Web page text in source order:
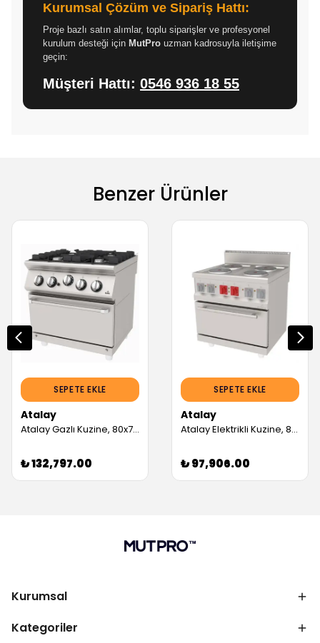
Kurumsal Çözüm ve Sipariş Hattı:
Proje bazlı satın alımlar, toplu siparişler ve profesyonel
kurulum desteği için MutPro uzman kadrosuyla iletişime
geçin:
Müşteri Hattı: 0546 936 18 55
Benzer Ürünler
SEPETE EKLE
Atalay
Atalay Gazlı Kuzine, 80x73 Cm (Servis Garantili)
₺ 132,797.00
SEPETE EKLE
Atalay
Atalay Elektrikli Kuzine, 80x70 cm, AEK-870 (Servis Garantili)
₺ 97,906.00
Kurumsal
Kategoriler